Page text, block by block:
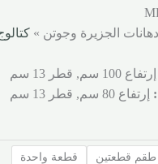
دهانات الجزيرة وجوتن »
إرتفاع 100 سم, قطر 13 سم
إرتفاع 80 سم, قطر 13 سم
طقم قطعتين قطعة واحدة